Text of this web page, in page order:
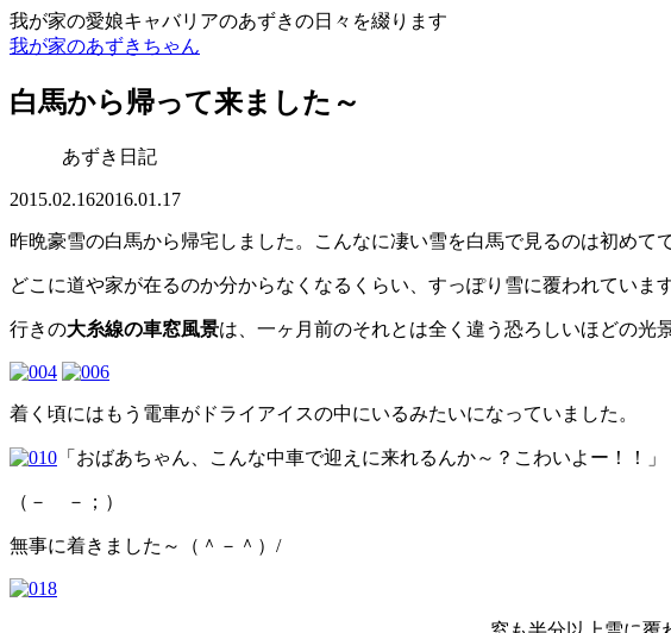
我が家の愛娘キャバリアのあずきの日々を綴ります
我が家のあずきちゃん
白馬から帰って来ました～
あずき日記
2015.02.162016.01.17
昨晩豪雪の白馬から帰宅しました。こんなに凄い雪を白馬で見るのは初めてで
どこに道や家が在るのか分からなくなるくらい、すっぽり雪に覆われています
行きの大糸線の車窓風景は、一ヶ月前のそれとは全く違う恐ろしいほどの光
着く頃にはもう電車がドライアイスの中にいるみたいになっていました。
「おばあちゃん、こんな中車で迎えに来れるんか～？こわいよー！！」
（－ －；）
無事に着きました～（＾－＾）/